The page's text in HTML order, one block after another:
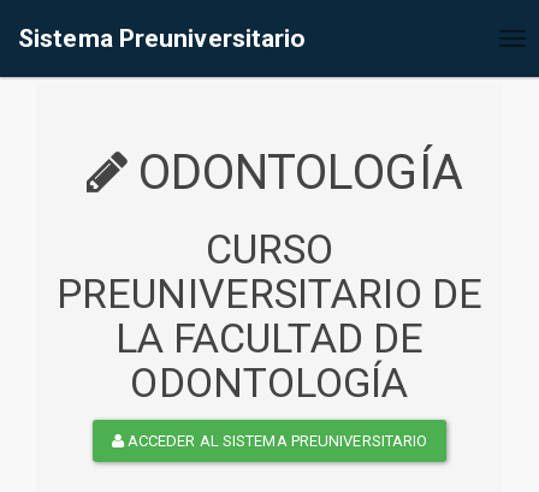
Sistema Preuniversitario
ODONTOLOGÍA
CURSO
PREUNIVERSITARIO DE
LA FACULTAD DE
ODONTOLOGÍA
ACCEDER AL SISTEMA PREUNIVERSITARIO